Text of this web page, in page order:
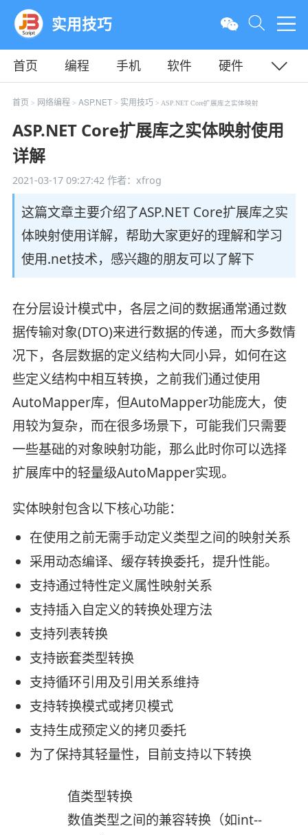
实用技巧
首页 编程 手机 软件
硬件
教程
平面 服务器
首页 > 网络编程 > ASP.NET > 实用技巧 > ASP.NET Core扩展库之实体映射
ASP.NET Core扩展库之实体映射使用
详解
2021-03-17 09:27:42作者：xfrog
这篇文章主要介绍了ASP.NET Core扩展库之实
体映射使用详解，帮助大家更好的理解和学习
使用.net技术，感兴趣的朋友可以了解下
在分层设计模式中，各层之间的数据通常通过数
据传输对象(DTO)来进行数据的传递，而大多数情
况下，各层数据的定义结构大同小异，如何在这
些定义结构中相互转换，之前我们通过使用
AutoMapper库，但AutoMapper功能庞大，使
用较为复杂，而在很多场景下，可能我们只需要
一些基础的对象映射功能，那么此时你可以选择
扩展库中的轻量级AutoMapper实现。
实体映射包含以下核心功能：
在使用之前无需手动定义类型之间的映射关系
采用动态编译、缓存转换委托，提升性能。
支持通过特性定义属性映射关系
支持插入自定义的转换处理方法
支持列表转换
支持嵌套类型转换
支持循环引用及引用关系维持
支持转换模式或拷贝模式
支持生成预定义的拷贝委托
为了保持其轻量性，目前支持以下转换
值类型转换
数值类型之间的兼容转换（如int--